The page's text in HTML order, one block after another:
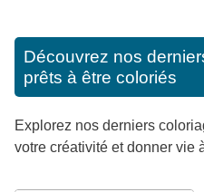
Découvrez nos
prêts à être coloriés
Explorez nos derniers
votre créativité et donner vie